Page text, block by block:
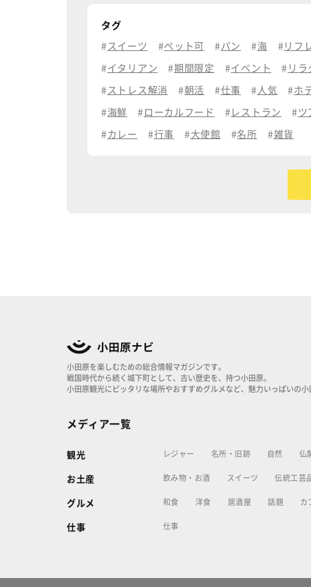
タグ
スイーツ ペット可 パン 海 リフ
イタリアン 期間限定 イベント リラ
ストレス解消 朝活 仕事 人気 ホ
海鮮 ローカルフード レストラン ツ
カレー 行事 大使館 名所 雑貨
小田原を楽しむための総合情報マガジンです。
戦国時代から続く城下町として、古い歴史を、持つ小田原。
小田原観光にピッタリな場所やおすすめグルメなど、魅力いっぱいの小
メディア一覧
観光 レジャー 名所・旧跡 自然 仏
お土産 飲み物・お酒 スイーツ 伝統工芸
グルメ 和食 洋食 居酒屋 話題 カ
仕事 仕事